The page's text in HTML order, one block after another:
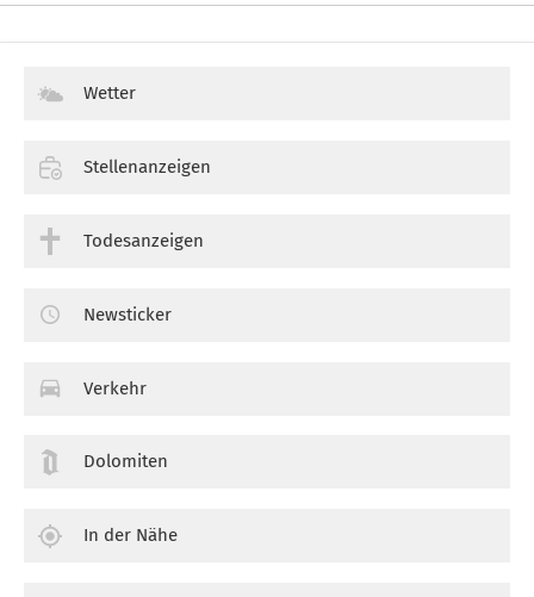
Wetter
Stellenanzeigen
Todesanzeigen
Newsticker
Verkehr
Dolomiten
In der Nähe